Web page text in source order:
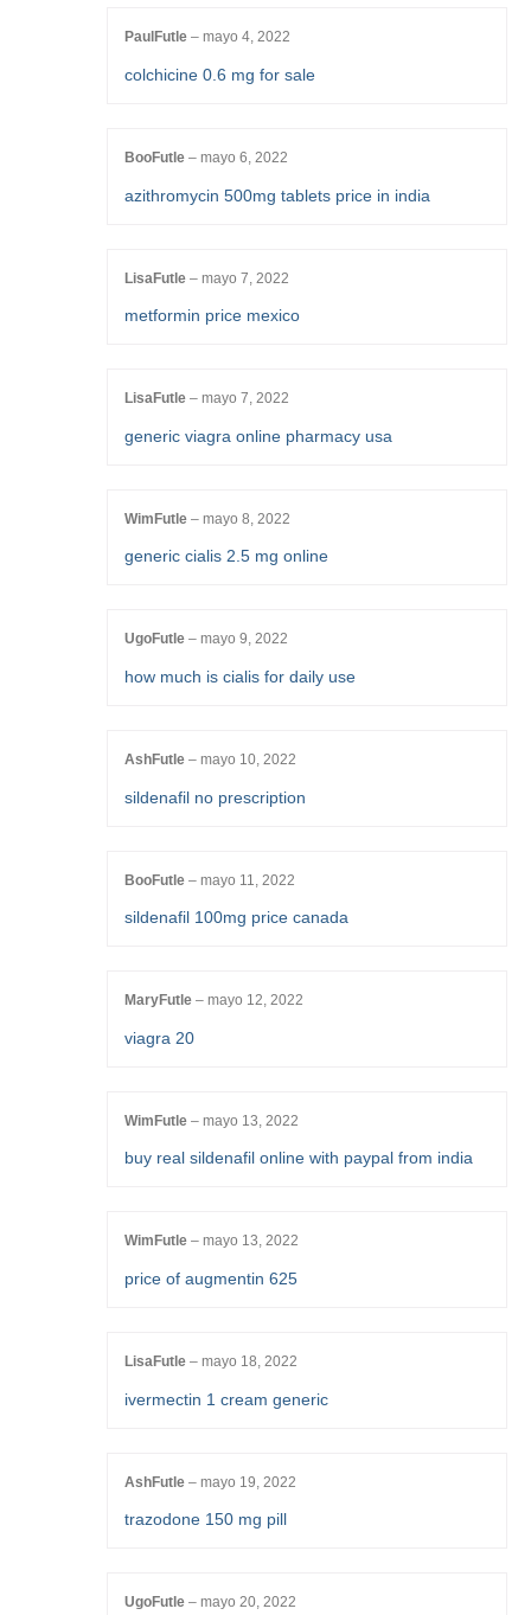
PaulFutle – mayo 4, 2022
colchicine 0.6 mg for sale
BooFutle – mayo 6, 2022
azithromycin 500mg tablets price in india
LisaFutle – mayo 7, 2022
metformin price mexico
LisaFutle – mayo 7, 2022
generic viagra online pharmacy usa
WimFutle – mayo 8, 2022
generic cialis 2.5 mg online
UgoFutle – mayo 9, 2022
how much is cialis for daily use
AshFutle – mayo 10, 2022
sildenafil no prescription
BooFutle – mayo 11, 2022
sildenafil 100mg price canada
MaryFutle – mayo 12, 2022
viagra 20
WimFutle – mayo 13, 2022
buy real sildenafil online with paypal from india
WimFutle – mayo 13, 2022
price of augmentin 625
LisaFutle – mayo 18, 2022
ivermectin 1 cream generic
AshFutle – mayo 19, 2022
trazodone 150 mg pill
UgoFutle – mayo 20, 2022